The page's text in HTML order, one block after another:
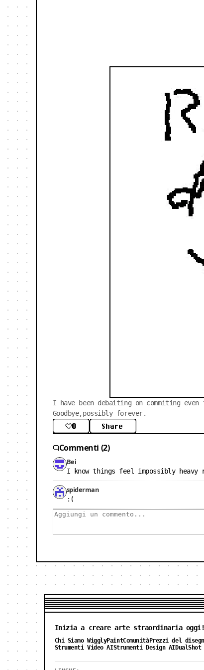
I have been debaiting on commiting
Goodbye,possibly forever.
0 Share
Commenti (2)
Bei
I know things feel impossibly
spiderman
:(
Inizia a creare arte straordinaria oggi!
Chi Siamo WigglyPaintComunitàPrezzi del
Strumenti Video AIStrumenti Design AIDualShot